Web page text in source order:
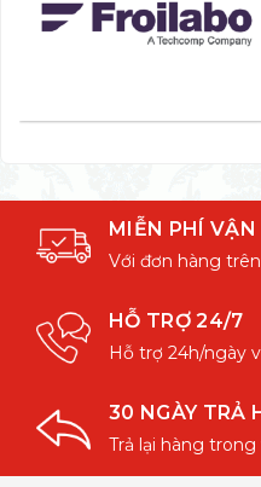
MIỄN PHÍ VẬN
Với đơn hàng
HỖ TRỢ 24/7
Hỗ trợ 24h/ngày
30 NGÀY TRẢ
Trả lại hàng